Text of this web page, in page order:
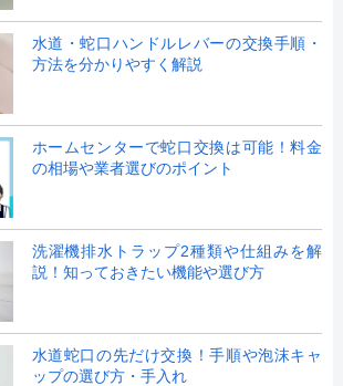
水道・蛇口ハンドルレバーの交換手順・
方法を分かりやすく解説
ホームセンターで蛇口交換は可能！料金
の相場や業者選びのポイント
洗濯機排水トラップ2種類や仕組みを解
説！知っておきたい機能や選び方
水道蛇口の先だけ交換！手順や泡沫キャ
ップの選び方・手入れ